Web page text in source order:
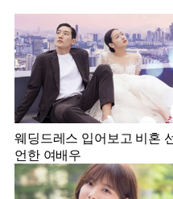
웨딩드레스 입어보고 비혼
언한 여배우